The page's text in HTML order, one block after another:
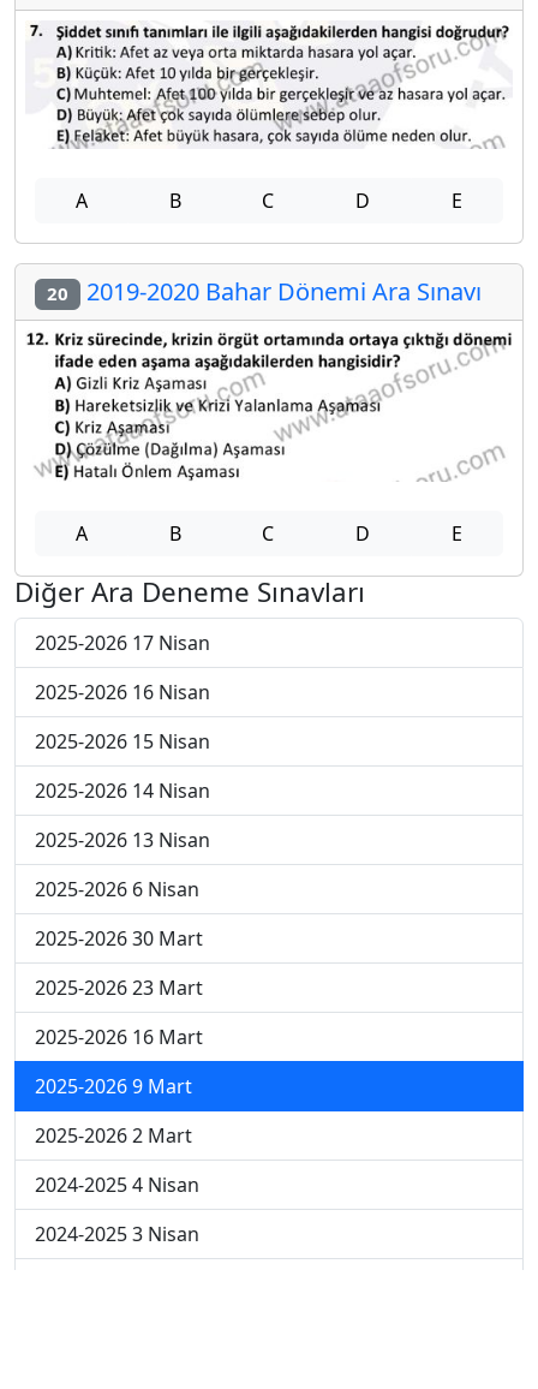
A B C D E
20 2019-2020 Bahar Dönemi Ara Sınavı
A B C D E
Diğer Ara Deneme Sınavları
2025-2026 17 Nisan
2025-2026 16 Nisan
2025-2026 15 Nisan
2025-2026 14 Nisan
2025-2026 13 Nisan
2025-2026 6 Nisan
2025-2026 30 Mart
2025-2026 23 Mart
2025-2026 16 Mart
2025-2026 9 Mart
2025-2026 2 Mart
2024-2025 4 Nisan
2024-2025 3 Nisan